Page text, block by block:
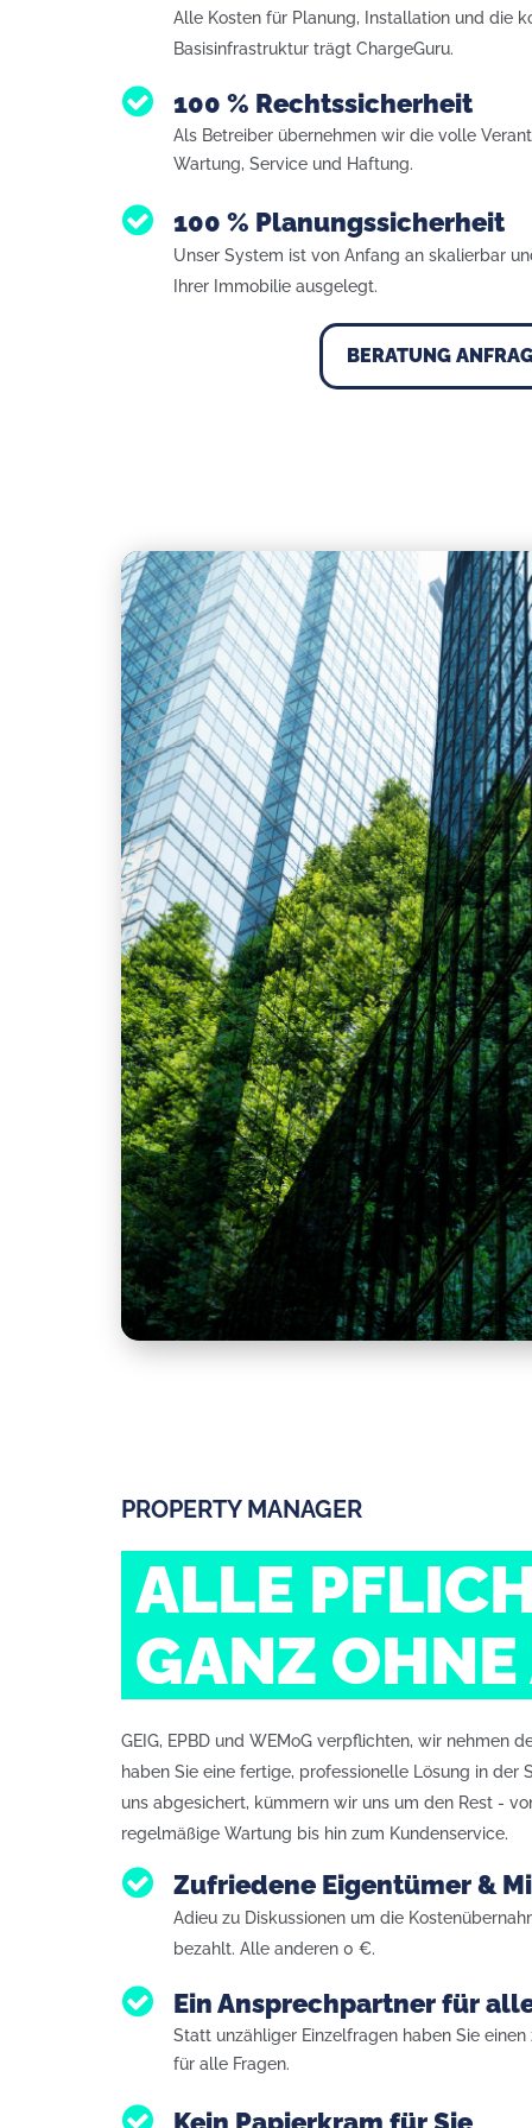
Alle Kosten für Planung, Installation und die
Basisinfrastruktur trägt ChargeGuru.
Als Betreiber übernehmen wir die volle
Wartung, Service und Haftung.
100 % Rechtssicherheit
Unser System ist von Anfang an skalierbar
Ihrer Immobilie ausgelegt.
100 % Planungssicherheit
BERATUNG
Adieu zu Diskussionen um die
bezahlt. Alle anderen 0 €.
Zufriedene Eigentümer &
Statt unzähliger Einzelfragen haben Sie
für alle Fragen.
Ein Ansprechpartner für
ALLE
GANZ
GEIG, EPBD und WEMoG verpflichten, wir nehmen
haben Sie eine fertige, professionelle Lösung in der
uns abgesichert, kümmern wir uns um den Rest -
regelmäßige Wartung bis hin zum Kundenservice.
PROPERTY MANAGER